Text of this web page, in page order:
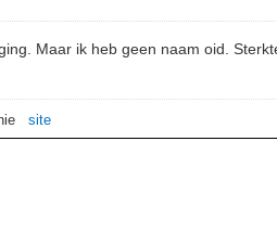
Maar ik heb geen naam oid.
site